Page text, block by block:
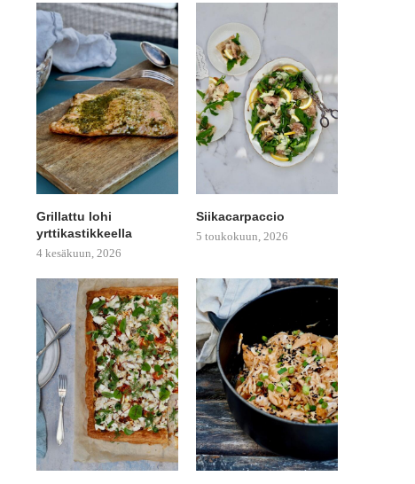
Grillattu lohi
yrttikastikkeella
4 kesäkuun, 2026
Siikacarpaccio
5 toukokuun, 2026